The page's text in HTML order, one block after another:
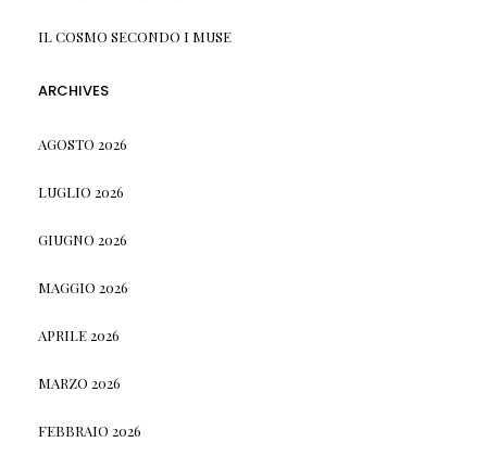
IL COSMO SECONDO I MUSE
ARCHIVES
AGOSTO 2026
LUGLIO 2026
GIUGNO 2026
MAGGIO 2026
APRILE 2026
MARZO 2026
FEBBRAIO 2026